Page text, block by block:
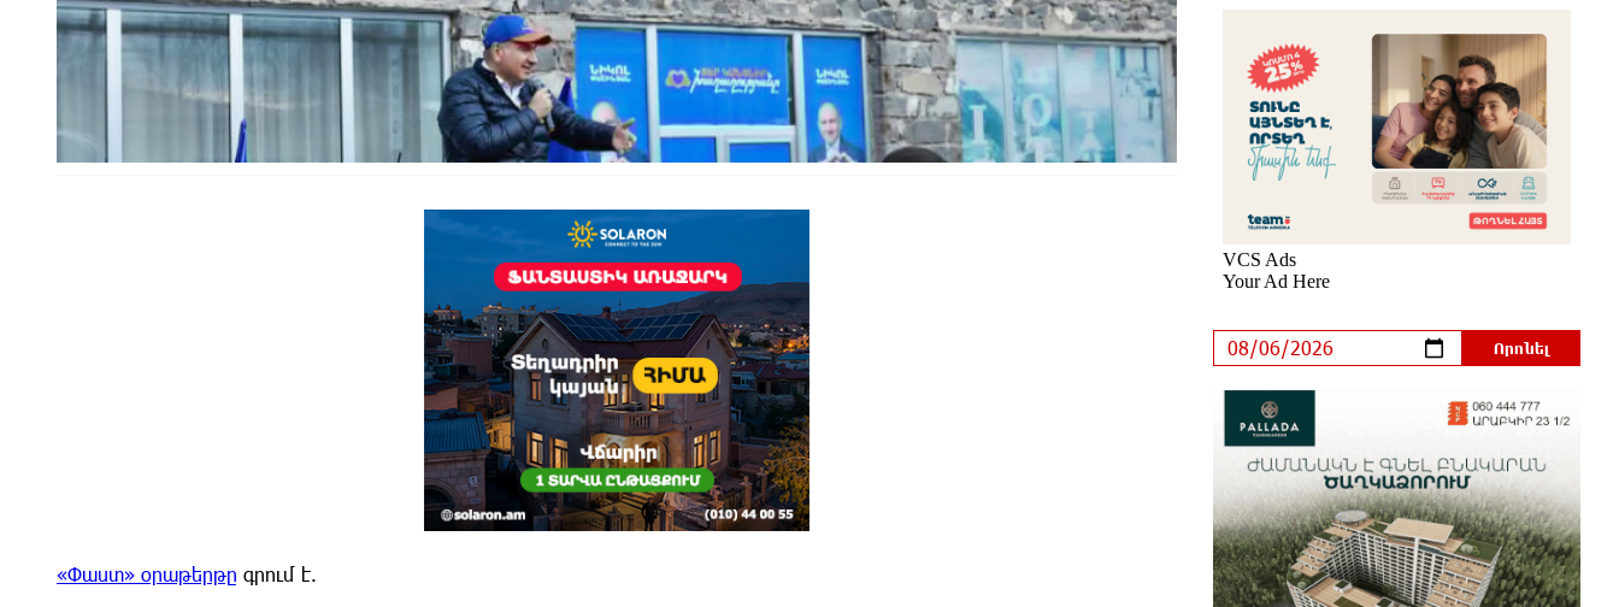
«Փաստ» օրաթերթը գրում է.
դիսբալանսը. «Փաստ»
2 ժամ առաջ
Ընտրություններն ավարտվեցին,
իշխանություններին էլ ոչինչ չի
հետաքրքրու՞մ. «Փաստ»
2 ժամ առաջ
Նոր պարտքեր են ներգրավում
«Փաստ»
2 ժամ առաջ
Անհավասարակշռության և նոր
կախվածության վտանգները.
«Փաստ»
2 ժամ առաջ
Ես հավատում եմ, որ «Արարարտ-
Արմենիան» ունակ է անցնել